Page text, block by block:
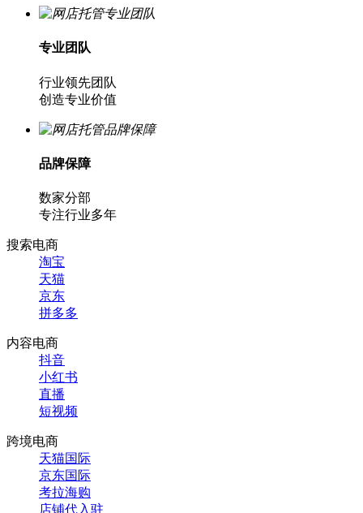
专业团队
行业领先团队
创造专业价值
品牌保障
数家分部
专注行业多年
搜索电商
淘宝
天猫
京东
拼多多
内容电商
抖音
小红书
直播
短视频
跨境电商
天猫国际
京东国际
考拉海购
店铺代入驻